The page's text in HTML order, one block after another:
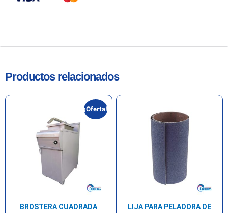
Productos relacionados
¡Oferta!
BROSTERA CUADRADA LIJA PARA PELADORA DE